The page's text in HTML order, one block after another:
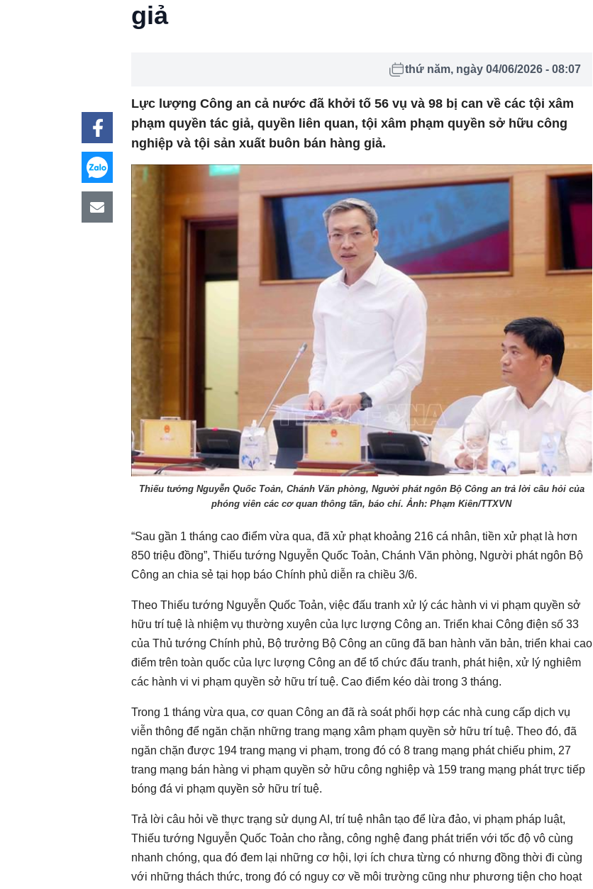
giả
thứ năm, ngày 04/06/2026 - 08:07
Lực lượng Công an cả nước đã khởi tố 56 vụ và 98 bị can về các tội xâm
phạm quyền tác giả, quyền liên quan, tội xâm phạm quyền sở hữu công
nghiệp và tội sản xuất buôn bán hàng giả.
Thiếu tướng Nguyễn Quốc Toản, Chánh Văn phòng, Người phát ngôn Bộ Công an trả lời câu hỏi của
phóng viên các cơ quan thông tấn, báo chí. Ảnh: Phạm Kiên/TTXVN
“Sau gần 1 tháng cao điểm vừa qua, đã xử phạt khoảng 216 cá nhân, tiền xử phạt là hơn
850 triệu đồng”, Thiếu tướng Nguyễn Quốc Toản, Chánh Văn phòng, Người phát ngôn Bộ
Công an chia sẻ tại họp báo Chính phủ diễn ra chiều 3/6.
Theo Thiếu tướng Nguyễn Quốc Toản, việc đấu tranh xử lý các hành vi vi phạm quyền sở
hữu trí tuệ là nhiệm vụ thường xuyên của lực lượng Công an. Triển khai Công điện số 33
của Thủ tướng Chính phủ, Bộ trưởng Bộ Công an cũng đã ban hành văn bản, triển khai cao
điểm trên toàn quốc của lực lượng Công an để tổ chức đấu tranh, phát hiện, xử lý nghiêm
các hành vi vi phạm quyền sở hữu trí tuệ. Cao điểm kéo dài trong 3 tháng.
Trong 1 tháng vừa qua, cơ quan Công an đã rà soát phối hợp các nhà cung cấp dịch vụ
viễn thông để ngăn chặn những trang mạng xâm phạm quyền sở hữu trí tuệ. Theo đó, đã
ngăn chặn được 194 trang mạng vi phạm, trong đó có 8 trang mạng phát chiếu phim, 27
trang mạng bán hàng vi phạm quyền sở hữu công nghiệp và 159 trang mạng phát trực tiếp
bóng đá vi phạm quyền sở hữu trí tuệ.
Trả lời câu hỏi về thực trạng sử dụng AI, trí tuệ nhân tạo để lừa đảo, vi phạm pháp luật,
Thiếu tướng Nguyễn Quốc Toản cho rằng, công nghệ đang phát triển với tốc độ vô cùng
nhanh chóng, qua đó đem lại những cơ hội, lợi ích chưa từng có nhưng đồng thời đi cùng
với những thách thức, trong đó có nguy cơ về môi trường cũng như phương tiện cho hoạt
Chào ngày mới 31/7/2026 Chào ngày mới 30/7/2026